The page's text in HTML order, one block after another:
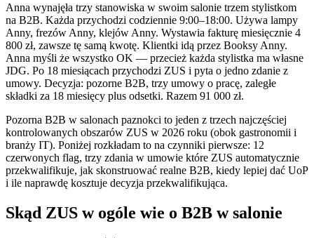
Anna wynajęła trzy stanowiska w swoim salonie trzem stylistkom
na B2B. Każda przychodzi codziennie 9:00–18:00. Używa lampy
Anny, frezów Anny, klejów Anny. Wystawia fakturę miesięcznie 4
800 zł, zawsze tę samą kwotę. Klientki idą przez Booksy Anny.
Anna myśli że wszystko OK — przecież każda stylistka ma własne
JDG. Po 18 miesiącach przychodzi ZUS i pyta o jedno zdanie z
umowy. Decyzja: pozorne B2B, trzy umowy o pracę, zaległe
składki za 18 miesięcy plus odsetki. Razem 91 000 zł.
Pozorna B2B w salonach paznokci to jeden z trzech najczęściej
kontrolowanych obszarów ZUS w 2026 roku (obok gastronomii i
branży IT). Poniżej rozkładam to na czynniki pierwsze: 12
czerwonych flag, trzy zdania w umowie które ZUS automatycznie
przekwalifikuje, jak skonstruować realne B2B, kiedy lepiej dać UoP
i ile naprawdę kosztuje decyzja przekwalifikująca.
Skąd ZUS w ogóle wie o B2B w salonie